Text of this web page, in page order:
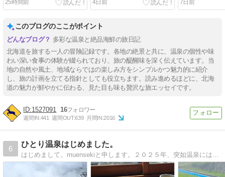
25時間前 4日前 7日前
このブログのここがポイント
多彩な温泉と絶品海鮮の旅日記
北海道を旅する一人の冒険記録です。各地の絶景と共に、温泉の個性や味
わい深い食事の体験が綴られており、旅の醍醐味を深く伝えています。当
地の自然や風土、地域ならではの楽しみ方をシンプルかつ魅力的に紹介
し、旅の計画を立てる指針としても役立ちます。読み進めるほどに、北海
道の魅力が鮮やかに伝わる、見た目も味も贅沢な旅エッセイです。
1527091 16
週間IN:441 週間OUT:639 月間IN:2016
6
ひとり温泉はじめました。
はじめまして。muensekiと申します。２０２５年、突如温泉にはまる。温泉へ行くには１人旅が気楽で好きです。秘湯へ行った思い出と道中のあれこれ。温泉と１人旅へ行きたくなる道しるべに。